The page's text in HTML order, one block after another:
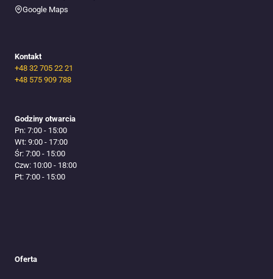
Google Maps
Kontakt
+48 32 705 22 21
+48 575 909 788
Godziny otwarcia
Pn: 7:00 - 15:00
Wt: 9:00 - 17:00
Śr: 7:00 - 15:00
Czw: 10:00 - 18:00
Pt: 7:00 - 15:00
Oferta